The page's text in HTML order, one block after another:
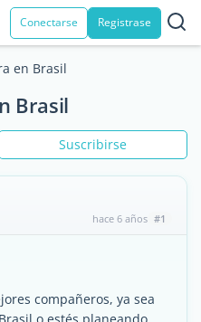
Conectarse Registrase
en Brasil
Brasil
Suscribirse
hace 6 años #1
compañeros, ya sea